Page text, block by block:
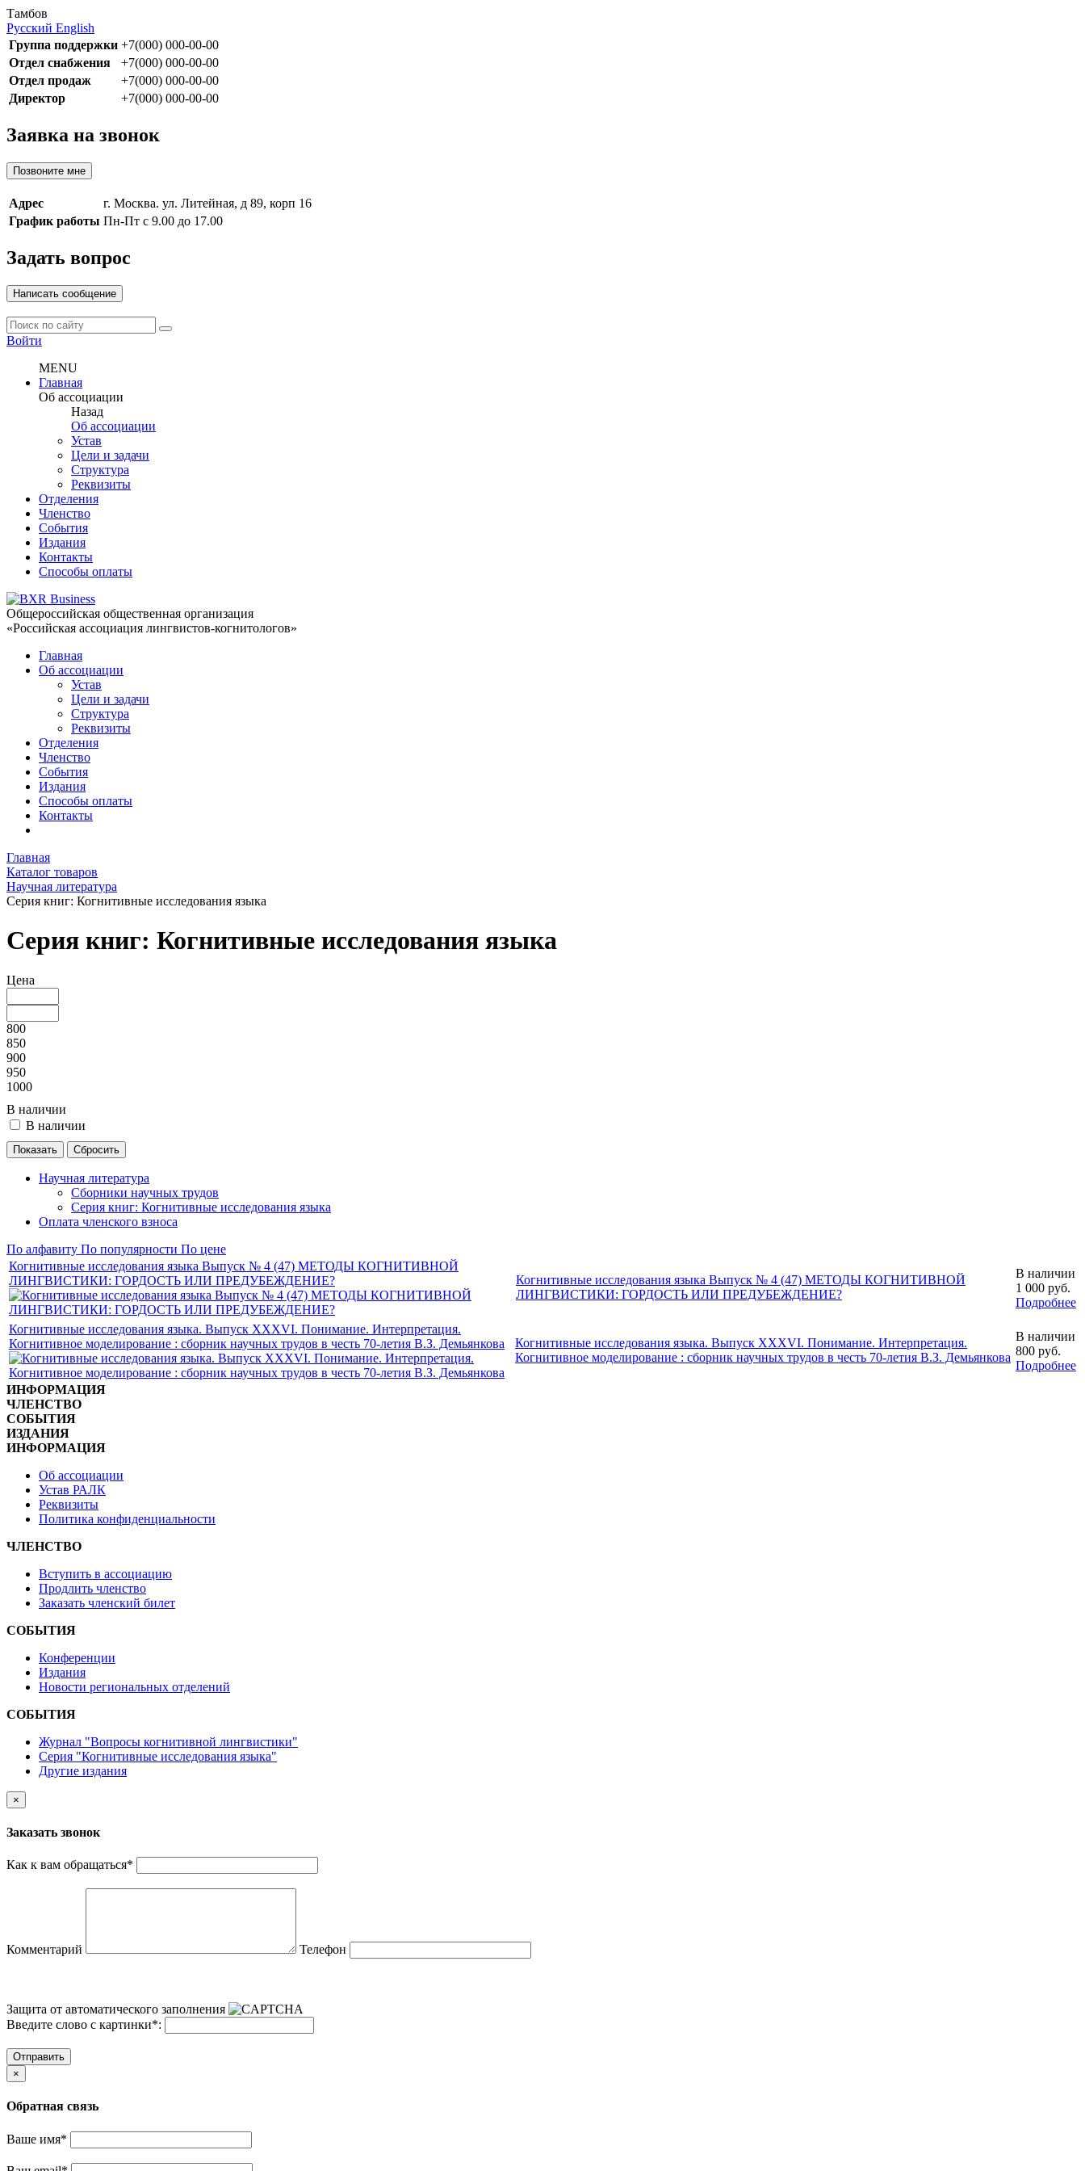
Тамбов
Русский English
Группа поддержки +7(000) 000-00-00
Отдел снабжения
+7(000) 000-00-00
Отдел продаж
+7(000) 000-00-00
Директор
+7(000) 000-00-00
Заявка на звонок
Позвоните мне
Адрес
г. Москва. ул. Литейная, д 89, корп 16
График работы Пн-Пт с 9.00 до 17.00
Задать вопрос
Написать сообщение
Войти
MENU
Главная
Об ассоциации
Назад
Об ассоциации
Устав
Цели и задачи
Структура
Реквизиты
Отделения
Членство
События
Издания
Контакты
Способы оплаты
Общероссийская общественная организация
«Российская ассоциация лингвистов-когнитологов»
Главная
Об ассоциации
Устав
Цели и задачи
Структура
Реквизиты
Отделения
Членство
События
Издания
Способы оплаты
Контакты
Главная
Каталог товаров
Научная литература
Серия книг: Когнитивные исследования языка
Серия книг: Когнитивные исследования языка
Цена
800
850
900
950
1000
В наличии
В наличии
Научная литература
Сборники научных трудов
Серия книг: Когнитивные исследования языка
Оплата членского взноса
По алфавиту По популярности По цене
Когнитивные исследования языка Выпуск № 4 (47) МЕТОДЫ КОГНИТИВНОЙ
ЛИНГВИСТИКИ: ГОРДОСТЬ ИЛИ ПРЕДУБЕЖДЕНИЕ?
Когнитивные исследования языка Выпуск № 4 (47) МЕТОДЫ КОГНИТИВНОЙ
ЛИНГВИСТИКИ: ГОРДОСТЬ ИЛИ ПРЕДУБЕЖДЕНИЕ?
В наличии
1 000 руб.
Подробнее
Когнитивные исследования языка. Выпуск XXXVI. Понимание. Интерпретация.
Когнитивное моделирование : сборник научных трудов в честь 70-летия В.З. Демьянкова
Когнитивные исследования языка. Выпуск XXXVI. Понимание. Интерпретация.
Когнитивное моделирование : сборник научных трудов в честь 70-летия В.З. Демьянкова
В наличии
800 руб.
Подробнее
ИНФОРМАЦИЯ
ЧЛЕНСТВО
СОБЫТИЯ
ИЗДАНИЯ
ИНФОРМАЦИЯ
Об ассоциации
Устав РАЛК
Реквизиты
Политика конфиденциальности
ЧЛЕНСТВО
Вступить в ассоциацию
Продлить членство
Заказать членский билет
СОБЫТИЯ
Конференции
Издания
Новости региональных отделений
СОБЫТИЯ
Журнал "Вопросы когнитивной лингвистики"
Серия "Когнитивные исследования языка"
Другие издания
×
Заказать звонок
Как к вам обращаться*
Комментарий Телефон
Защита от автоматического заполнения
Введите слово с картинки*:
Отправить
×
Обратная связь
Ваше имя*